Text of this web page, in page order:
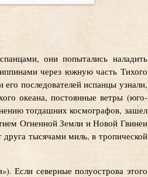
они попытались наладить
через южную часть Тихого
последователей испанцы узнали,
океана, постоянные ветры (юго-
тогдашних космографов, зашел
Огненной Земли и Новой Гвинеи
тысячами миль, в тропической
Если северные полуострова этого